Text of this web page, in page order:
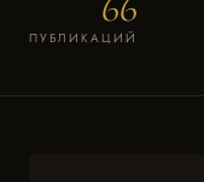
ПУБЛИКАЦИЙ